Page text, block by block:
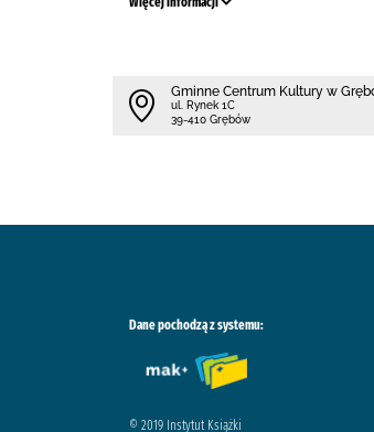
Gminne Centrum Kultury w
ul. Rynek 1C
39-410 Grębów
Dane pochodzą z systemu:
© 2019 Instytut Książki